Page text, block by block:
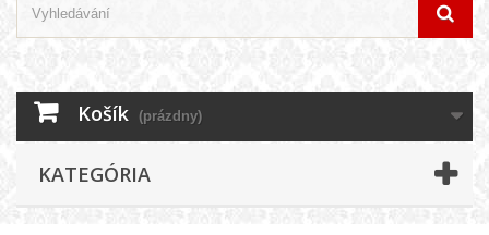
Košík (prázdny)
KATEGÓRIA